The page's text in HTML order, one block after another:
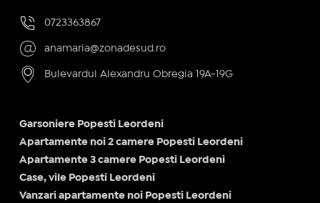
0723363867
anamaria@zonadesud.ro
Bulevardul Alexandru Obregia 19A-19G
Garsoniere Popesti Leordeni
Apartamente noi 2 camere Popesti Leordeni
Apartamente 3 camere Popesti Leordeni
Case, vile Popesti Leordeni
Vanzari apartamente noi Popesti Leordeni